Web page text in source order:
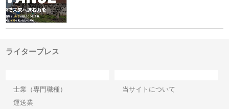
ライタープレス
士業（専門職種）
運送業
当サイトについて